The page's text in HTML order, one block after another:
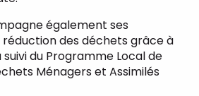
également ses
des déchets grâce à
du Programme Local de
Ménagers et Assimilés